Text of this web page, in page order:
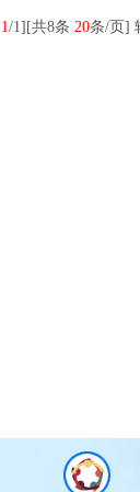
1/1] [共8条 20条/页]